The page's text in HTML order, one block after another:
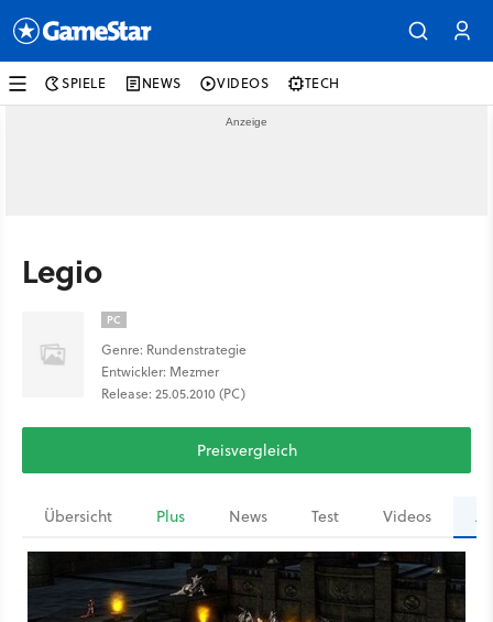
SPIELE NEWS VIDEOS TECH
Legio
PC
Genre: Rundenstrategie
Entwickler: Mezmer
Release: 25.05.2010 (PC)
Preisvergleich
Übersicht Plus News Test Videos